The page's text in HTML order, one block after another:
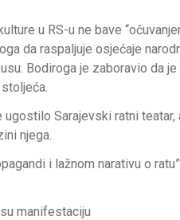
u RS-u ne bave
da raspaljuje osjećaje
Bodiroga je zaboravio da
Sarajevski ratni
njega.
i lažnom narativu o
manifestaciju